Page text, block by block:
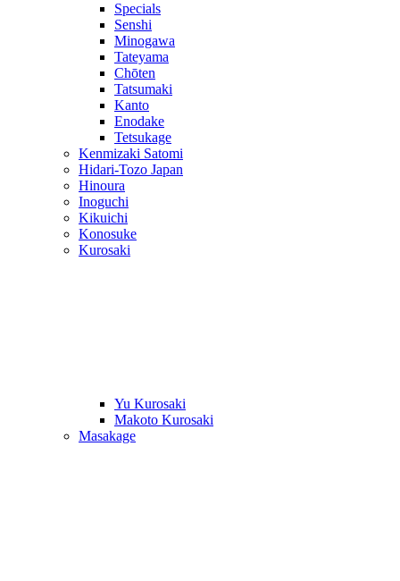
Specials
Senshi
Minogawa
Tateyama
Chōten
Tatsumaki
Kanto
Enodake
Tetsukage
Kenmizaki Satomi
Hidari-Tozo Japan
Hinoura
Inoguchi
Kikuichi
Konosuke
Kurosaki
Yu Kurosaki
Makoto Kurosaki
Masakage